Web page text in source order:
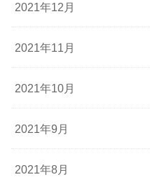
2021年12月
2021年11月
2021年10月
2021年9月
2021年8月